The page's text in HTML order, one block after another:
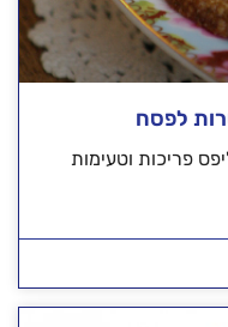
לפסח
פריכות וטעימות